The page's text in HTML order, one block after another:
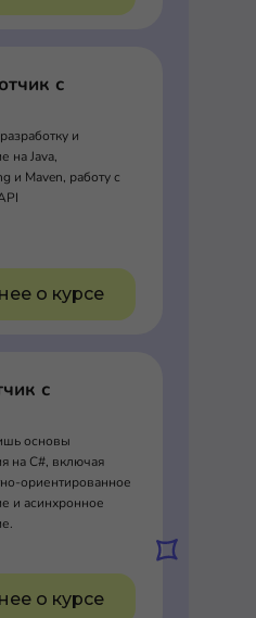
с
и
на Java,
и Maven, работу с
о курсе
с
основы
на C#, включая
ориентированное
и асинхронное
о курсе